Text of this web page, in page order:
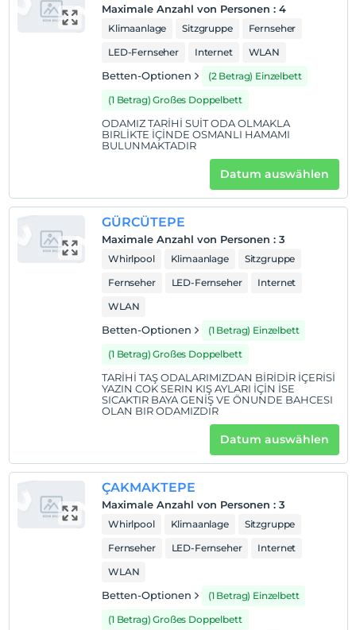
Maximale Anzahl von Personen : 4
Klimaanlage Sitzgruppe
Fernseher
LED-Fernseher
Internet WLAN
Betten-Optionen
(2 Betrag) Einzelbett
(1 Betrag) Großes Doppelbett
ODAMIZ TARİHİ SUİT ODA OLMAKLA
BIRLİKTE İÇİNDE OSMANLI HAMAMI
BULUNMAKTADIR
Datum auswählen
GÜRCÜTEPE
Maximale Anzahl von Personen : 3
Whirlpool Klimaanlage
Sitzgruppe
Fernseher
LED-Fernseher
Internet
WLAN
Betten-Optionen
(1 Betrag) Einzelbett
(1 Betrag) Großes Doppelbett
TARİHİ TAŞ ODALARIMIZDAN BİRİDİR İÇERİSİ
YAZIN COK SERIN KIŞ AYLARI İÇİN İSE
SICAKTIR BAYA GENİŞ VE ÖNUNDE BAHCESI
OLAN BIR ODAMIZDIR
Datum auswählen
ÇAKMAKTEPE
Maximale Anzahl von Personen : 3
Whirlpool Klimaanlage
Sitzgruppe
Fernseher
LED-Fernseher
Internet
WLAN
Betten-Optionen
(1 Betrag) Einzelbett
(1 Betrag) Großes Doppelbett